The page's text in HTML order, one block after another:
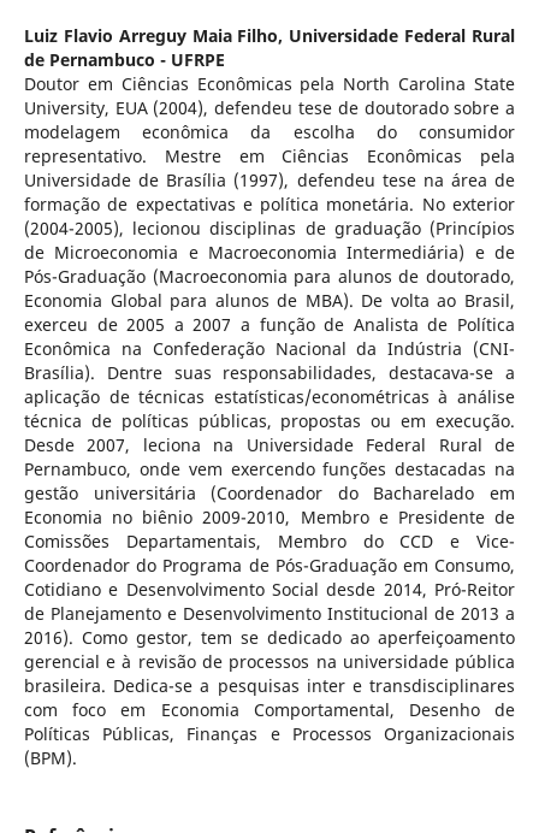
Luiz Flavio Arreguy Maia Filho, Universidade Federal Rural
de Pernambuco - UFRPE
Doutor em Ciências Econômicas pela North Carolina State
University, EUA (2004), defendeu tese de doutorado sobre a
modelagem econômica da escolha do consumidor
representativo. Mestre em Ciências Econômicas pela
Universidade de Brasília (1997), defendeu tese na área de
formação de expectativas e política monetária. No exterior
(2004-2005), lecionou disciplinas de graduação (Princípios
de Microeconomia e Macroeconomia Intermediária) e de
Pós-Graduação (Macroeconomia para alunos de doutorado,
Economia Global para alunos de MBA). De volta ao Brasil,
exerceu de 2005 a 2007 a função de Analista de Política
Econômica na Confederação Nacional da Indústria (CNI-
Brasília). Dentre suas responsabilidades, destacava-se a
aplicação de técnicas estatísticas/econométricas à análise
técnica de políticas públicas, propostas ou em execução.
Desde 2007, leciona na Universidade Federal Rural de
Pernambuco, onde vem exercendo funções destacadas na
gestão universitária (Coordenador do Bacharelado em
Economia no biênio 2009-2010, Membro e Presidente de
Comissões Departamentais, Membro do CCD e Vice-
Coordenador do Programa de Pós-Graduação em Consumo,
Cotidiano e Desenvolvimento Social desde 2014, Pró-Reitor
de Planejamento e Desenvolvimento Institucional de 2013 a
2016). Como gestor, tem se dedicado ao aperfeiçoamento
gerencial e à revisão de processos na universidade pública
brasileira. Dedica-se a pesquisas inter e transdisciplinares
com foco em Economia Comportamental, Desenho de
Políticas Públicas, Finanças e Processos Organizacionais
(BPM).